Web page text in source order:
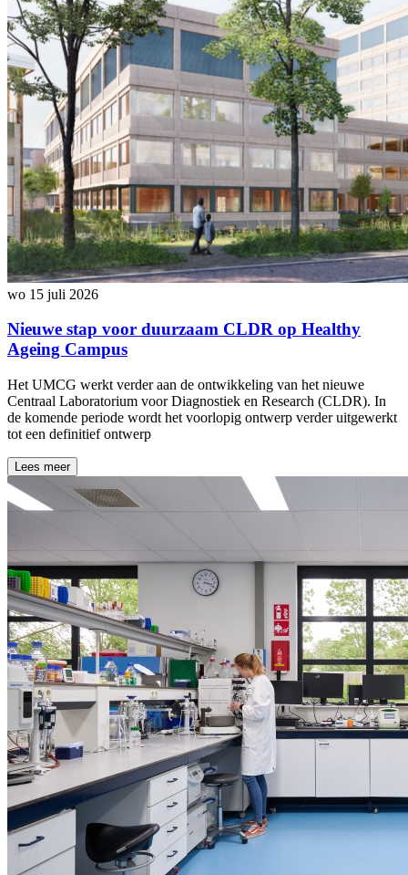
wo 15 juli 2026
Nieuwe stap voor duurzaam CLDR op Healthy
Ageing Campus
Het UMCG werkt verder aan de ontwikkeling van het nieuwe
Centraal Laboratorium voor Diagnostiek en Research (CLDR). In
de komende periode wordt het voorlopig ontwerp verder uitgewerkt
tot een definitief ontwerp
Lees meer